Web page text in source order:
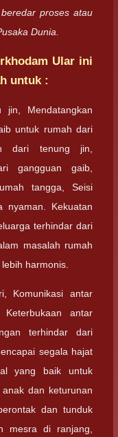
proses atau
Dunia.
Ular ini
untuk :
Mendatangkan
untuk rumah dari
dari tenung jin,
gangguan gaib,
tangga, Seisi
nyaman. Kekuatan
terhindar dari
masalah rumah
harmonis.
Komunikasi antar
antar
terhindar dari
segala hajat
yang baik untuk
dan keturunan
dan tunduk
mesra di ranjang,